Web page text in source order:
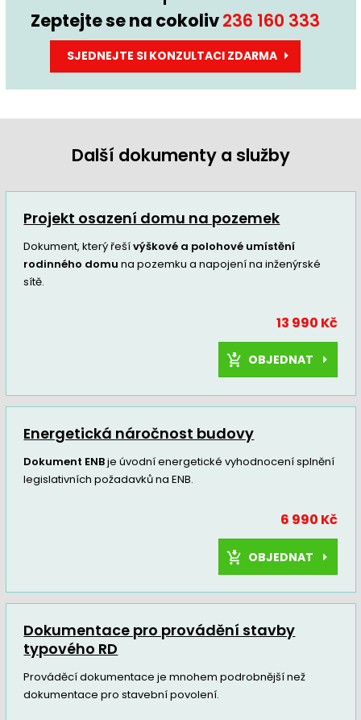
Zeptejte se na cokoliv236 160 333
SJEDNEJTE SI KONZULTACI ZDARMA
Další dokumenty a služby
Projekt osazení domu na pozemek
Dokument, který řešívýškové a polohové umístění
rodinného domu na pozemku a napojení na inženýrské
sítě.
13 990 Kč
OBJEDNAT
Energetická náročnost budovy
Dokument ENBje úvodní energetické vyhodnocení splnění
legislativních požadavků na ENB.
6 990 Kč
OBJEDNAT
Dokumentace pro provádění stavby
typového RD
Prováděcí dokumentace je mnohem podrobnější než
dokumentace pro stavební povolení.